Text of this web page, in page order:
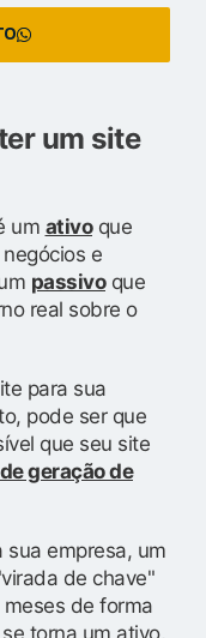
um site
um ativoque
e
passivoque
real sobre o
para sua
pode ser que
que seu site
geração de
sua empresa, um
de chave"
de forma
torna um ativo,